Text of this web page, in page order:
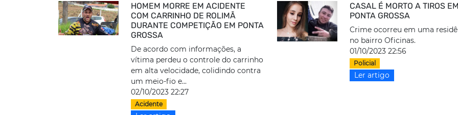
HOMEM MORRE EM ACIDENTE
COM CARRINHO DE ROLIMÃ
DURANTE COMPETIÇÃO EM PONTA
GROSSA
De acordo com informações, a
vítima perdeu o controle do carrinho
em alta velocidade, colidindo contra
um meio-fio e...
02/10/2023 22:27
Acidente
CASAL É MORTO A TIROS
PONTA GROSSA
Crime ocorreu em uma
no bairro Oficinas.
01/10/2023 22:56
Policial
Ler artigo